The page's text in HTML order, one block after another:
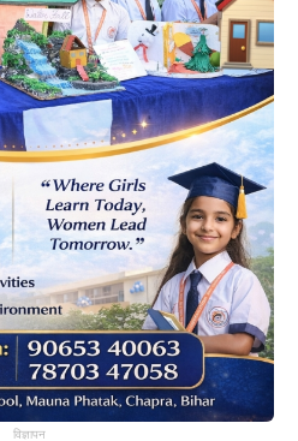
विज्ञापन